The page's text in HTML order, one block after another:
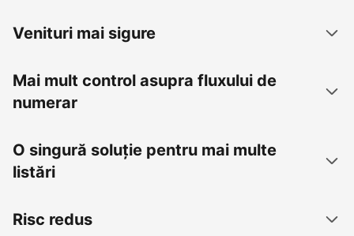
Venituri mai sigure
Mai mult control asupra fluxului de
numerar
O singură soluție pentru mai multe
listări
Risc redus